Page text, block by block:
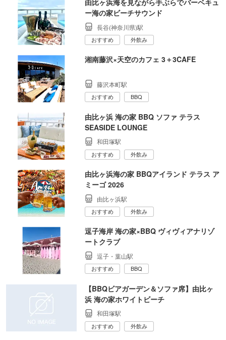
由比ヶ浜海を見ながら手ぶらでバーベキュ
ー海の家ビーチサウンド
長谷(神奈川県)駅
おすすめ 外飲み
湘南藤沢×天空のカフェ 3＋3CAFE
藤沢本町駅
おすすめ BBQ
由比ヶ浜 海の家 BBQ ソファ テラス
SEASIDE LOUNGE
和田塚駅
おすすめ 外飲み
由比ヶ浜海の家 BBQアイランド テラス ア
ミーゴ 2026
由比ヶ浜駅
おすすめ 外飲み
逗子海岸 海の家×BBQ ヴィヴィアナリゾ
ートクラブ
逗子・葉山駅
おすすめ BBQ
【BBQビアガーデン＆ソファ席】由比ヶ
浜 海の家ホワイトビーチ
和田塚駅
おすすめ 外飲み